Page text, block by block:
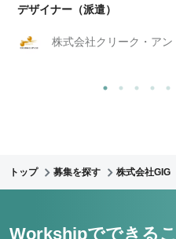
デザイナー（派遣）
株式会社クリーク・アン
トップ 募集を探す 株式会社GIG
Workshipでできる